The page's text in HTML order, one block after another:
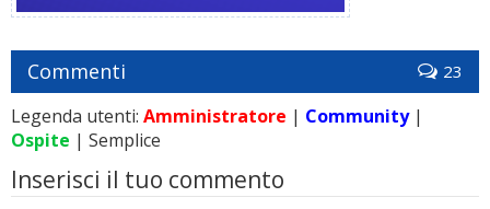
Commenti 23
Legenda utenti: Amministratore | Community|
Ospite | Semplice
Inserisci il tuo commento